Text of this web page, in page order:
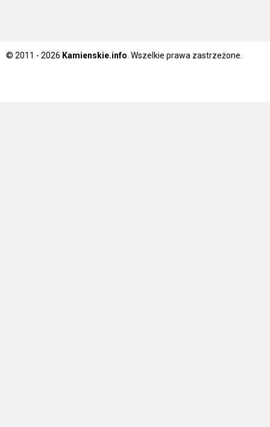
© 2011 - 2026 Kamienskie.info. Wszelkie prawa zastrzeżone.